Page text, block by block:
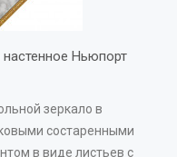
Ньюпорт
зеркало в
состаренными
в виде листьев с